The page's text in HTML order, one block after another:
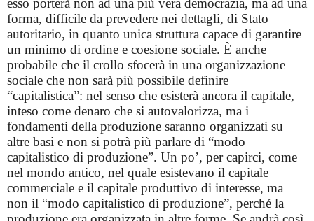
esso porterà non ad una più vera democrazia, ma ad una
forma, difficile da prevedere nei dettagli, di Stato
autoritario, in quanto unica struttura capace di garantire
un minimo di ordine e coesione sociale. È anche
probabile che il crollo sfocerà in una organizzazione
sociale che non sarà più possibile definire
“capitalistica”: nel senso che esisterà ancora il capitale,
inteso come denaro che si autovalorizza, ma i
fondamenti della produzione saranno organizzati su
altre basi e non si potrà più parlare di “modo
capitalistico di produzione”. Un po’, per capirci, come
nel mondo antico, nel quale esistevano il capitale
commerciale e il capitale produttivo di interesse, ma
non il “modo capitalistico di produzione”, perché la